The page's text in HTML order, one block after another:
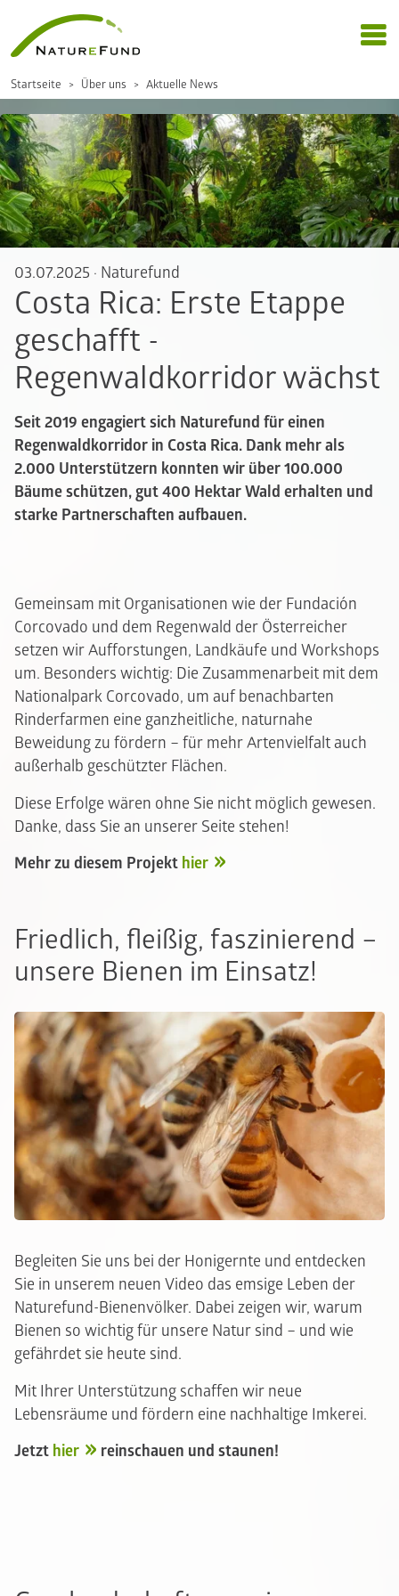
Startseite Über uns Aktuelle News
03.07.2025 · Naturefund
Costa Rica: Erste Etappe
geschafft -
Regenwaldkorridor wächst
Seit 2019 engagiert sich Naturefund für einen
Regenwaldkorridor in Costa Rica. Dank mehr als
2.000 Unterstützern konnten wir über 100.000
Bäume schützen, gut 400 Hektar Wald erhalten und
starke Partnerschaften aufbauen.
Gemeinsam mit Organisationen wie der Fundación
Corcovado und dem Regenwald der Österreicher
setzen wir Aufforstungen, Landkäufe und Workshops
um. Besonders wichtig: Die Zusammenarbeit mit dem
Nationalpark Corcovado, um auf benachbarten
Rinderfarmen eine ganzheitliche, naturnahe
Beweidung zu fördern – für mehr Artenvielfalt auch
außerhalb geschützter Flächen.
Diese Erfolge wären ohne Sie nicht möglich gewesen.
Danke, dass Sie an unserer Seite stehen!
Mehr zu diesem Projekt hier
Friedlich, fleißig, faszinierend –
unsere Bienen im Einsatz!
Begleiten Sie uns bei der Honigernte und entdecken
Sie in unserem neuen Video das emsige Leben der
Naturefund-Bienenvölker. Dabei zeigen wir, warum
Bienen so wichtig für unsere Natur sind – und wie
gefährdet sie heute sind.
Mit Ihrer Unterstützung schaffen wir neue
Lebensräume und fördern eine nachhaltige Imkerei.
Jetzt hier reinschauen und staunen!